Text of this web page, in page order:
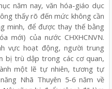
năm nay, văn hóa-giáo dục
thấy rõ đến mức không cần
minh, để được thay thế bằng
mới) của nước CHXHCNVN.
vực hoạt động, người trung
bị trù dập trong các cơ quan,
một lẽ tự nhiên, tương tự
Nhã Thuyên 5-6 năm về